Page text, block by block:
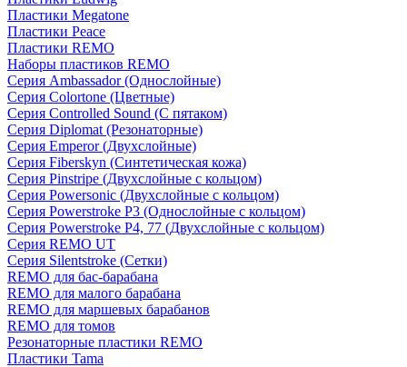
Пластики Megatone
Пластики Peace
Пластики REMO
Наборы пластиков REMO
Серия Ambassador (Однослойные)
Серия Colortone (Цветные)
Серия Controlled Sound (С пятаком)
Серия Diplomat (Резонаторные)
Серия Emperor (Двухслойные)
Серия Fiberskyn (Синтетическая кожа)
Серия Pinstripe (Двухслойные с кольцом)
Серия Powersonic (Двухслойные с кольцом)
Серия Powerstroke P3 (Однослойные с кольцом)
Серия Powerstroke P4, 77 (Двухслойные с кольцом)
Серия REMO UT
Серия Silentstroke (Сетки)
REMO для бас-барабана
REMO для малого барабана
REMO для маршевых барабанов
REMO для томов
Резонаторные пластики REMO
Пластики Tama